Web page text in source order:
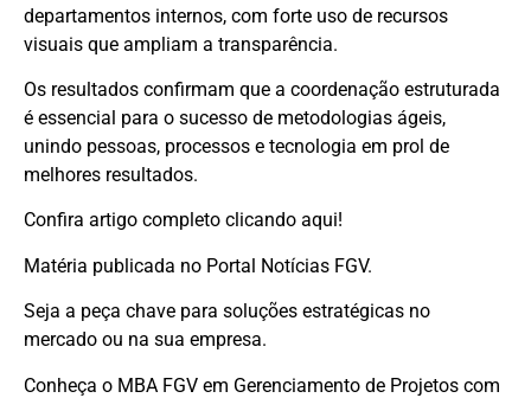
departamentos internos, com forte uso de recursos
visuais que ampliam a transparência.
Os resultados confirmam que a coordenação estruturada
é essencial para o sucesso de metodologias ágeis,
unindo pessoas, processos e tecnologia em prol de
melhores resultados.
Confira artigo completo clicando aqui!
Matéria publicada no Portal Notícias FGV.
Seja a peça chave para soluções estratégicas no
mercado ou na sua empresa.
Conheça o MBA FGV em Gerenciamento de Projetos com